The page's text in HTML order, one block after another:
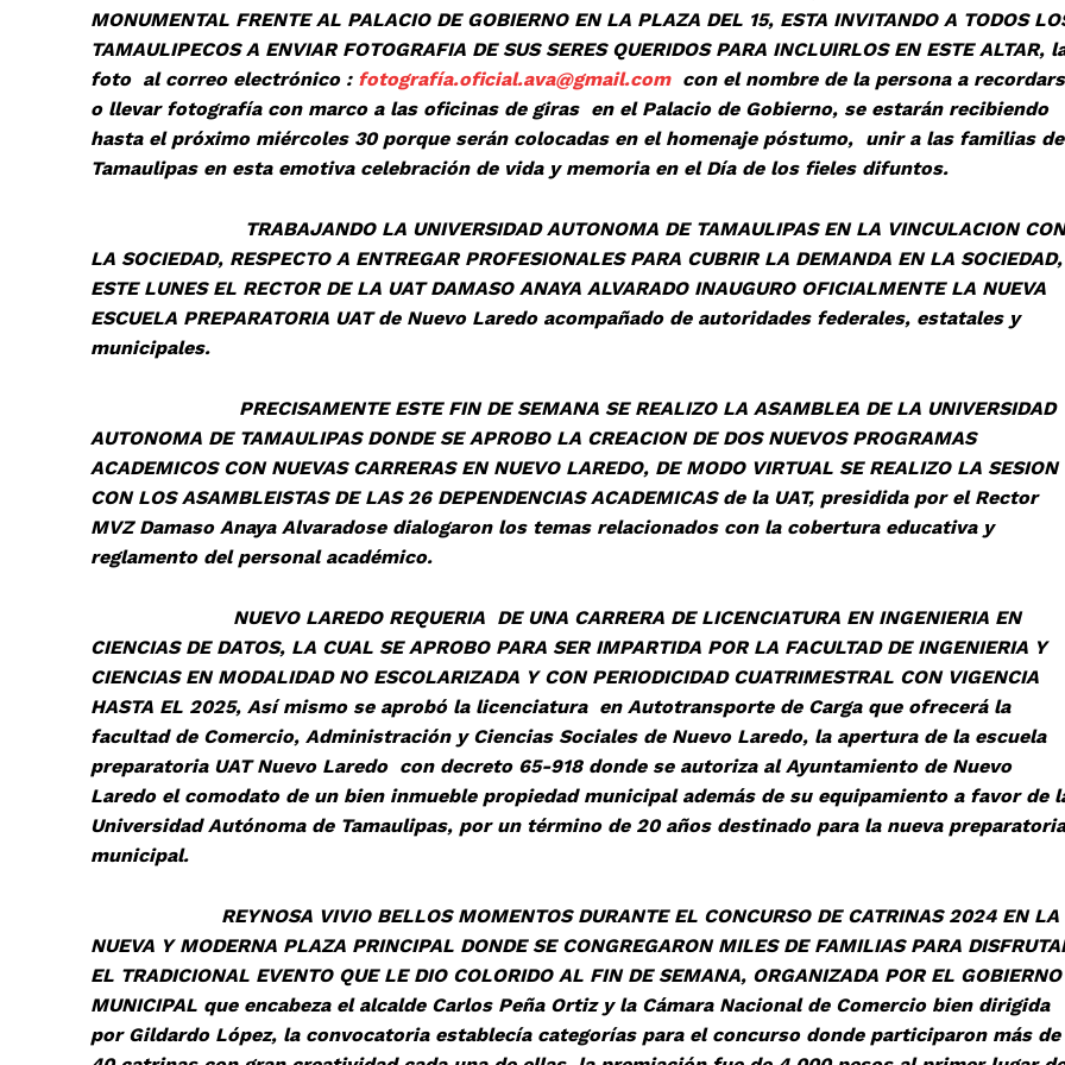
MONUMENTAL FRENTE AL PALACIO DE GOBIERNO EN LA PLAZA DEL 15, ESTA INVITANDO A TODOS
TAMAULIPECOS A ENVIAR FOTOGRAFIA DE SUS SERES QUERIDOS PARA INCLUIRLOS EN ESTE ALTAR,
foto al correo electrónico : fotografía.oficial.ava@gmail.comcon el nombre de la persona a
o llevar fotografía con marco a las oficinas de giras en el Palacio de Gobierno, se estarán recibiendo
hasta el próximo miércoles 30 porque serán colocadas en el homenaje póstumo, unir a las familias de
Tamaulipas en esta emotiva celebración de vida y memoria en el Día de los fieles difuntos.
TRABAJANDO LA UNIVERSIDAD AUTONOMA DE TAMAULIPAS EN LA VINCULACION CON
LA SOCIEDAD, RESPECTO A ENTREGAR PROFESIONALES PARA CUBRIR LA DEMANDA EN LA SOCIEDAD,
ESTE LUNES EL RECTOR DE LA UAT DAMASO ANAYA ALVARADO INAUGURO OFICIALMENTE LA NUEVA
ESCUELA PREPARATORIA UAT de Nuevo Laredo acompañado de autoridades federales, estatales y
municipales.
PRECISAMENTE ESTE FIN DE SEMANA SE REALIZO LA ASAMBLEA DE LA UNIVERSIDAD
AUTONOMA DE TAMAULIPAS DONDE SE APROBO LA CREACION DE DOS NUEVOS PROGRAMAS
ACADEMICOS CON NUEVAS CARRERAS EN NUEVO LAREDO, DE MODO VIRTUAL SE REALIZO LA SESION
CON LOS ASAMBLEISTAS DE LAS 26 DEPENDENCIAS ACADEMICAS de la UAT, presidida por el Rector
MVZ Damaso Anaya Alvaradose dialogaron los temas relacionados con la cobertura educativa y
reglamento del personal académico.
NUEVO LAREDO REQUERIA DE UNA CARRERA DE LICENCIATURA EN INGENIERIA EN
CIENCIAS DE DATOS, LA CUAL SE APROBO PARA SER IMPARTIDA POR LA FACULTAD DE INGENIERIA Y
CIENCIAS EN MODALIDAD NO ESCOLARIZADA Y CON PERIODICIDAD CUATRIMESTRAL CON VIGENCIA
HASTA EL 2025, Así mismo se aprobó la licenciatura en Autotransporte de Carga que ofrecerá la
facultad de Comercio, Administración y Ciencias Sociales de Nuevo Laredo, la apertura de la escuela
preparatoria UAT Nuevo Laredo con decreto 65-918 donde se autoriza al Ayuntamiento de Nuevo
Laredo el comodato de un bien inmueble propiedad municipal además de su equipamiento a favor de
Universidad Autónoma de Tamaulipas, por un término de 20 años destinado para la nueva preparatoria
municipal.
REYNOSA VIVIO BELLOS MOMENTOS DURANTE EL CONCURSO DE CATRINAS 2024 EN LA
NUEVA Y MODERNA PLAZA PRINCIPAL DONDE SE CONGREGARON MILES DE FAMILIAS PARA
EL TRADICIONAL EVENTO QUE LE DIO COLORIDO AL FIN DE SEMANA, ORGANIZADA POR EL GOBIERNO
MUNICIPAL que encabeza el alcalde Carlos Peña Ortiz y la Cámara Nacional de Comercio bien dirigida
por Gildardo López, la convocatoria establecía categorías para el concurso donde participaron más de